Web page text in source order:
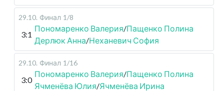
29.10. Финал 1/8
3:1
Пономаренко Валерия/Пащенко Полина
Дерлюк Анна/Неханевич София
29.10. Финал 1/16
3:0
Пономаренко Валерия/Пащенко Полина
Ячменёва Юлия/Ячменёва Ирина